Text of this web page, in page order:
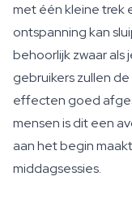
met één kleine trek
ontspanning kan
behoorlijk zwaar als
gebruikers zullen
effecten goed
mensen is dit een
aan het begin
middagsessies.